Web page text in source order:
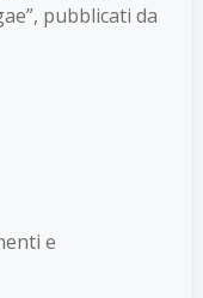
pubblicati da
e